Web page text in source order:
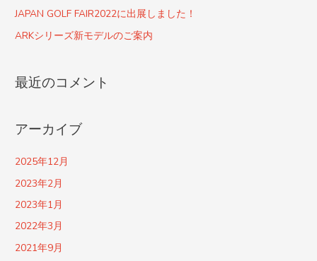
JAPAN GOLF FAIR2022に出展しました！
ARKシリーズ新モデルのご案内
最近のコメント
アーカイブ
2025年12月
2023年2月
2023年1月
2022年3月
2021年9月